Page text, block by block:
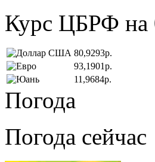
Курс ЦБРФ на
80,9293р.
93,1901р.
11,9684р.
Погода
Погода сейчас